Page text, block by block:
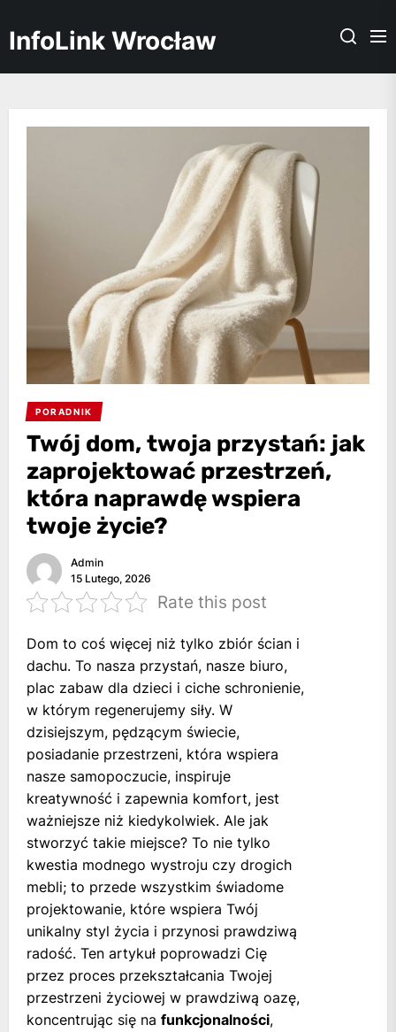
to
the
content
InfoLink Wrocław
PORADNIK
Twój dom, twoja przystań: jak
zaprojektować przestrzeń,
która naprawdę wspiera
twoje życie?
Admin
15 Lutego, 2026
Rate this post
Dom to coś więcej niż tylko zbiór ścian i
dachu. To nasza przystań, nasze biuro,
plac zabaw dla dzieci i ciche schronienie,
w którym regenerujemy siły. W
dzisiejszym, pędzącym świecie,
posiadanie przestrzeni, która wspiera
nasze samopoczucie, inspiruje
kreatywność i zapewnia komfort, jest
ważniejsze niż kiedykolwiek. Ale jak
stworzyć takie miejsce? To nie tylko
kwestia modnego wystroju czy drogich
mebli; to przede wszystkim świadome
projektowanie, które wspiera Twój
unikalny styl życia i przynosi prawdziwą
radość. Ten artykuł poprowadzi Cię
przez proces przekształcania Twojej
przestrzeni życiowej w prawdziwą oazę,
koncentrując się na funkcjonalności,